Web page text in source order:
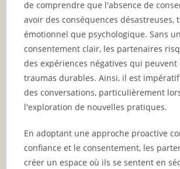
de comprendre que l'absence de
avoir des conséquences désastreuses,
émotionnel que psychologique. Sans
consentement clair, les partenaires
des expériences négatives qui
traumas durables. Ainsi, il est
des conversations, particulièrement
l'exploration de nouvelles pratiques.
En adoptant une approche proactive
confiance et le consentement, les
créer un espace où ils se sentent en